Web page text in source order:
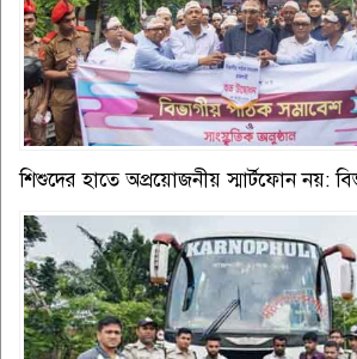
শিশুদের হাতে অপ্রয়োজনীয় স্মার্টফোন নয়: